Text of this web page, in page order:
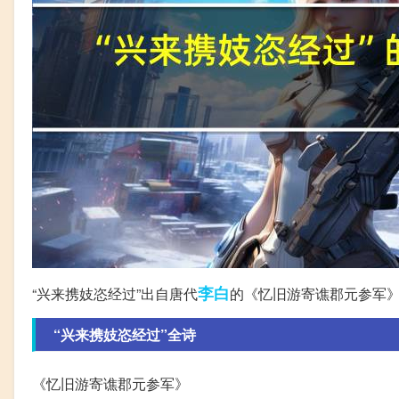
“兴来携妓恣经过”出自唐代李白的《忆旧游寄谯郡元参军
“兴来携妓恣经过”全诗
《忆旧游寄谯郡元参军》